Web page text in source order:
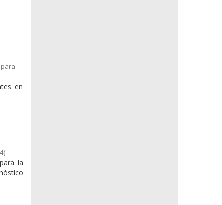
en
)
la